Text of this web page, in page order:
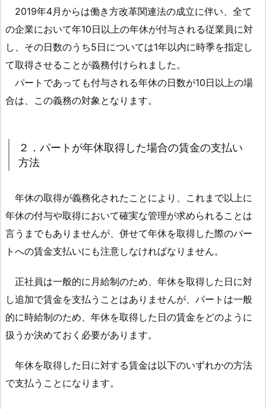
与
ル
ー
ル
ト
休
取
得
し
場
合
の
金
支
払
2019年4月からは働き方改革関連法の成立に伴い、全て
の企業において年10日以上の年休が付与される従業員に対
し、その日数のうち5日については1年以内に時季を指定し
て取得させることが義務付けられました。
パートであっても付与される年休の日数が10日以上の場
合は、この義務の対象となります。
２．パートが年休取得した場合の賃金の支払い
方法
年休の取得が義務化されたことにより、これまで以上に
年休の付与や取得において確実な管理が求められることは
言うまでもありませんが、併せて年休を取得した際のパー
トへの賃金支払いにも注意しなければなりません。
正社員は一般的に月給制のため、年休を取得した日に対
し追加で賃金を支払うことはありませんが、パートは一般
的に時給制のため、年休を取得した日の賃金をどのように
扱うか決めておく必要があります。
年休を取得した日に対する賃金は以下のいずれかの方法
で支払うことになります。